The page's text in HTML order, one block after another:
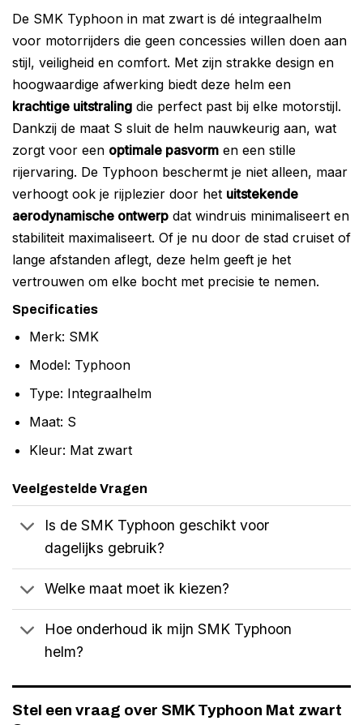
De SMK Typhoon in mat zwart is dé integraalhelm
voor motorrijders die geen concessies willen doen aan
stijl, veiligheid en comfort. Met zijn strakke design en
hoogwaardige afwerking biedt deze helm een
krachtige uitstraling die perfect past bij elke motorstijl.
Dankzij de maat S sluit de helm nauwkeurig aan, wat
zorgt voor een optimale pasvorm en een stille
rijervaring. De Typhoon beschermt je niet alleen, maar
verhoogt ook je rijplezier door het uitstekende
aerodynamische ontwerp dat windruis minimaliseert en
stabiliteit maximaliseert. Of je nu door de stad cruiset of
lange afstanden aflegt, deze helm geeft je het
vertrouwen om elke bocht met precisie te nemen.
Specificaties
Merk: SMK
Model: Typhoon
Type: Integraalhelm
Maat: S
Kleur: Mat zwart
Veelgestelde Vragen
Is de SMK Typhoon geschikt voor
dagelijks gebruik?
Welke maat moet ik kiezen?
Hoe onderhoud ik mijn SMK Typhoon
helm?
Stel een vraag over SMK Typhoon Mat zwart